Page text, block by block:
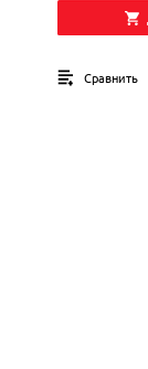
Сравнить